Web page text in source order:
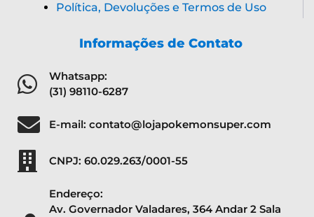
Política, Devoluções e Termos de Uso
Informações de Contato
Whatsapp:
(31) 98110-6287
E-mail: contato@lojapokemonsuper.com
CNPJ: 60.029.263/0001-55
Endereço:
Av. Governador Valadares, 364 Andar 2 Sala